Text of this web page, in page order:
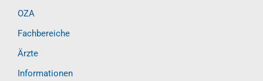
OZA
Fachbereiche
Ärzte
Informationen